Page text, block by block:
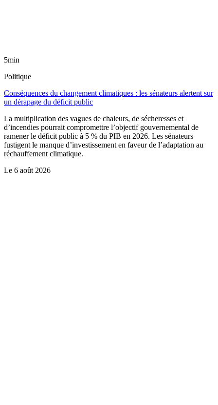
5min
Politique
Conséquences du changement climatiques : les sénateurs alertent sur
un dérapage du déficit public
La multiplication des vagues de chaleurs, de sécheresses et
d’incendies pourrait compromettre l’objectif gouvernemental de
ramener le déficit public à 5 % du PIB en 2026. Les sénateurs
fustigent le manque d’investissement en faveur de l’adaptation au
réchauffement climatique.
Le 6 août 2026